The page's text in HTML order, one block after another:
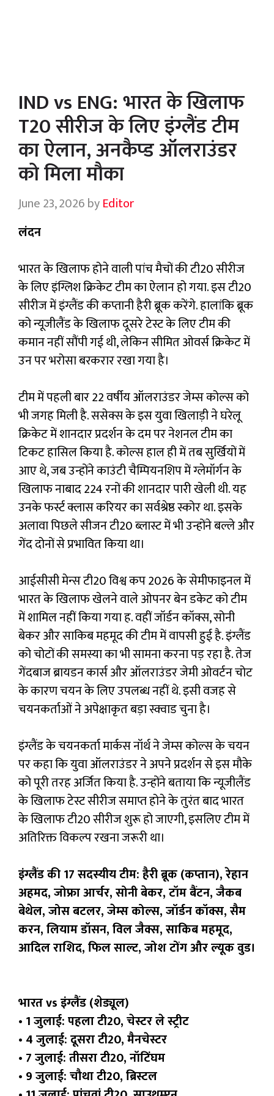
IND vs ENG: भारत के खिलाफ
T20 सीरीज के लिए इंग्लैंड टीम
का ऐलान, अनकैप्ड ऑलराउंडर
को मिला मौका
June 23, 2026byEditor
लंदन
भारत के खिलाफ होने वाली पांच मैचों की टी20 सीरीज
के लिए इंग्लिश क्रिकेट टीम का ऐलान हो गया. इस टी20
सीरीज में इंग्लैंड की कप्तानी हैरी ब्रूक करेंगे. हालांकि ब्रूक
को न्यूजीलैंड के खिलाफ दूसरे टेस्ट के लिए टीम की
कमान नहीं सौंपी गई थी, लेकिन सीमित ओवर्स क्रिकेट में
उन पर भरोसा बरकरार रखा गया है।
टीम में पहली बार 22 वर्षीय ऑलराउंडर जेम्स कोल्स को
भी जगह मिली है. ससेक्स के इस युवा खिलाड़ी ने घरेलू
क्रिकेट में शानदार प्रदर्शन के दम पर नेशनल टीम का
टिकट हासिल किया है. कोल्स हाल ही में तब सुर्खियों में
आए थे, जब उन्होंने काउंटी चैम्पियनशिप में ग्लेमॉर्गन के
खिलाफ नाबाद 224 रनों की शानदार पारी खेली थी. यह
उनके फर्स्ट क्लास करियर का सर्वश्रेष्ठ स्कोर था. इसके
अलावा पिछले सीजन टी20 ब्लास्ट में भी उन्होंने बल्ले और
गेंद दोनों से प्रभावित किया था।
आईसीसी मेन्स टी20 विश्व कप 2026 के सेमीफाइनल में
भारत के खिलाफ खेलने वाले ओपनर बेन डकेट को टीम
में शामिल नहीं किया गया ह. वहीं जॉर्डन कॉक्स, सोनी
बेकर और साकिब महमूद की टीम में वापसी हुई है. इंग्लैंड
को चोटों की समस्या का भी सामना करना पड़ रहा है. तेज
गेंदबाज ब्रायडन कार्स और ऑलराउंडर जेमी ओवर्टन चोट
के कारण चयन के लिए उपलब्ध नहीं थे. इसी वजह से
चयनकर्ताओं ने अपेक्षाकृत बड़ा स्क्वाड चुना है।
इंग्लैंड के चयनकर्ता मार्कस नॉर्थ ने जेम्स कोल्स के चयन
पर कहा कि युवा ऑलराउंडर ने अपने प्रदर्शन से इस मौके
को पूरी तरह अर्जित किया है. उन्होंने बताया कि न्यूजीलैंड
के खिलाफ टेस्ट सीरीज समाप्त होने के तुरंत बाद भारत
के खिलाफ टी20 सीरीज शुरू हो जाएगी, इसलिए टीम में
अतिरिक्त विकल्प रखना जरूरी था।
इंग्लैंड की 17 सदस्यीय टीम: हैरी ब्रूक (कप्तान), रेहान
अहमद, जोफ्रा आर्चर, सोनी बेकर, टॉम बैंटन, जैकब
बेथेल, जोस बटलर, जेम्स कोल्स, जॉर्डन कॉक्स, सैम
करन, लियाम डॉसन, विल जैक्स, साकिब महमूद,
आदिल राशिद, फिल साल्ट, जोश टोंग और ल्यूक वुड।
भारत vs इंग्लैंड (शेड्यूल)
• 1 जुलाई: पहला टी20, चेस्टर ले स्ट्रीट
• 4 जुलाई: दूसरा टी20, मैनचेस्टर
• 7 जुलाई: तीसरा टी20, नॉटिंघम
• 9 जुलाई: चौथा टी20, ब्रिस्टल